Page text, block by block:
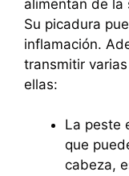
alimentan de la
Su picadura
inflamación.
transmitir
ellas:
La peste
que
cabeza,